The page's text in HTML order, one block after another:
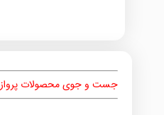
جست و جوی محصولات پرواز